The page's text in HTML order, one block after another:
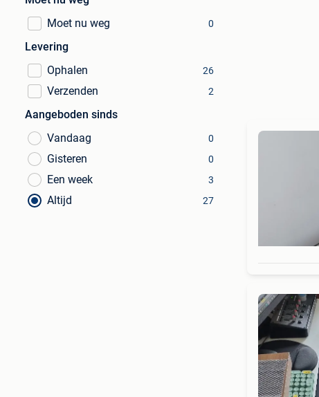
Moet nu weg
0
Levering
Ophalen
26
Verzenden 2
Aangeboden sinds
Vandaag
0
Gisteren 0
Een week 3
Altijd 27